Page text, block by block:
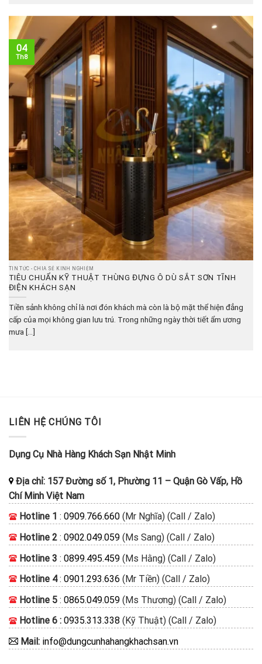
TIN TỨC - CHIA SẺ KINH NGHIỆM
TIÊU CHUẨN KỸ THUẬT THÙNG ĐỰNG Ô DÙ SẮT SƠN TĨNH
ĐIỆN KHÁCH SẠN
Tiền sảnh không chỉ là nơi đón khách mà còn là bộ mặt thể hiện đẳng
cấp của mọi không gian lưu trú. Trong những ngày thời tiết ẩm ương
mưa [...]
04
Th8
LIÊN HỆ CHÚNG TÔI
Dụng Cụ Nhà Hàng Khách Sạn Nhật Minh
Địa chỉ: 157 Đường số 1, Phường 11 – Quận Gò Vấp, Hồ
Chí Minh Việt Nam
Hotline 1 : 0909.766.660 (Mr Nghĩa) (Call / Zalo)
Hotline 2 : 0902.049.059 (Ms Sang) (Call / Zalo)
Hotline 3 : 0899.495.459 (Ms Hằng) (Call / Zalo)
Hotline 4: 0901.293.636 (Mr Tiền) (Call / Zalo)
Hotline 5 : 0865.049.059 (Ms Thương) (Call / Zalo)
Hotline 6 : 0935.313.338 (Kỹ Thuật) (Call / Zalo)
Mail: info@dungcunhahangkhachsan.vn